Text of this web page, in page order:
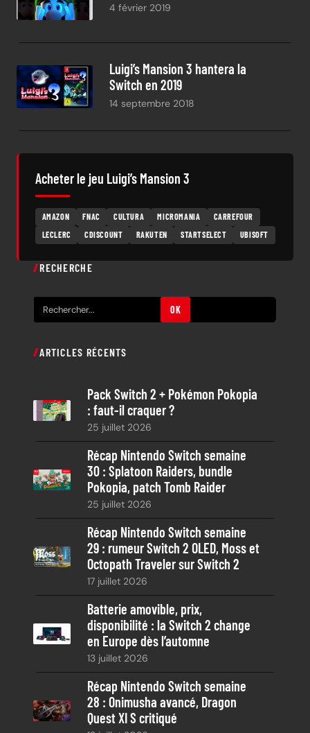
4 février 2019
Luigi’s Mansion 3 hantera la
Switch en 2019
14 septembre 2018
Acheter le jeu Luigi’s Mansion 3
AMAZON FNAC CULTURA MICROMANIA
CARREFOUR
LECLERC
CDISCOUNT RAKUTEN STARTSELECT UBISOFT
RECHERCHE
e
h
OK
ARTICLES RÉCENTS
Pack Switch 2 + Pokémon Pokopia
: faut-il craquer ?
25 juillet 2026
Récap Nintendo Switch semaine
30 : Splatoon Raiders, bundle
Pokopia, patch Tomb Raider
25 juillet 2026
Récap Nintendo Switch semaine
29 : rumeur Switch 2 OLED, Moss et
Octopath Traveler sur Switch 2
17 juillet 2026
Batterie amovible, prix,
disponibilité : la Switch 2 change
en Europe dès l’automne
13 juillet 2026
Récap Nintendo Switch semaine
28 : Onimusha avancé, Dragon
Quest XI S critiqué